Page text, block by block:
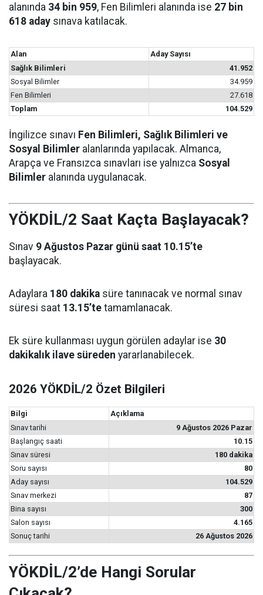
alanında 34 bin 959, Fen Bilimleri alanında ise 27 bin
618 aday sınava katılacak.
Alan
Aday Sayısı
Sağlık Bilimleri
41.952
Sosyal Bilimler
34.959
Fen Bilimleri
27.618
Toplam
104.529
İngilizce sınavı Fen Bilimleri, Sağlık Bilimleri ve
Sosyal Bilimler alanlarında yapılacak. Almanca,
Arapça ve Fransızca sınavları ise yalnızca Sosyal
Bilimler alanında uygulanacak.
YÖKDİL/2 Saat Kaçta Başlayacak?
Sınav 9 Ağustos Pazar günü saat 10.15’te
başlayacak.
Adaylara 180 dakika süre tanınacak ve normal sınav
süresi saat 13.15’te tamamlanacak.
Ek süre kullanması uygun görülen adaylar ise 30
dakikalık ilave süreden yararlanabilecek.
2026 YÖKDİL/2 Özet Bilgileri
Bilgi
Açıklama
Sınav tarihi
9 Ağustos 2026 Pazar
Başlangıç saati
10.15
Sınav süresi
180 dakika
Soru sayısı
80
Aday sayısı
104.529
Sınav merkezi
87
Bina sayısı
300
Salon sayısı
4.165
Sonuç tarihi
26 Ağustos 2026
YÖKDİL/2’de Hangi Sorular